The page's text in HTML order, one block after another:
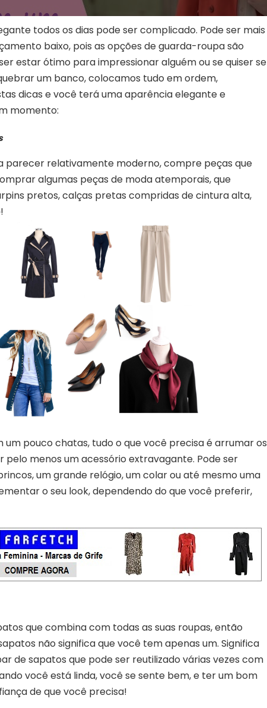
todos os dias pode ser complicado. Pode ser mais
baixo, pois as opções de guarda-roupa são
estar ótimo para impressionar alguém ou se quiser se
um banco, colocamos tudo em ordem,
dicas e você terá uma aparência elegante e
momento:
parecer relativamente moderno, compre peças que
algumas peças de moda atemporais, que
pretos, calças pretas compridas de cintura alta,
pouco chatas, tudo o que você precisa é arrumar os
pelo menos um acessório extravagante. Pode ser
um grande relógio, um colar ou até mesmo uma
o seu look, dependendo do que você preferir,
que combina com todas as suas roupas, então
não significa que você tem apenas um. Significa
de sapatos que pode ser reutilizado várias vezes com
você está linda, você se sente bem, e ter um bom
de que você precisa!